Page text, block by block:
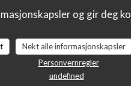
og gir deg
Nekt alle informasjonskapsler
Personvernregler
undefined